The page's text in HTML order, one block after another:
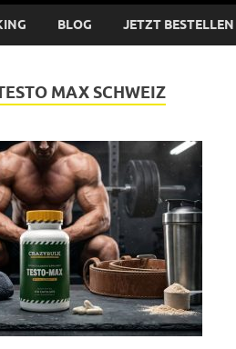
BLOG JETZT BESTELLEN
MAX SCHWEIZ